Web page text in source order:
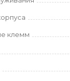
клемм